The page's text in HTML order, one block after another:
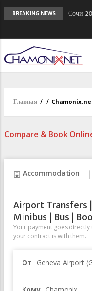
BREAKING NEWS
Сочи
Кол де
вам
Главная / /
Compare & Book
Accommodation
Airport Transfers
Minibus | Bus |
Your payment goes
your contract is with them.
От Geneva Airport